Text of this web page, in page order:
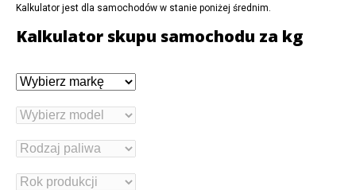
Kalkulator jest dla samochodów w stanie poniżej średnim.
Kalkulator skupu samochodu za kg